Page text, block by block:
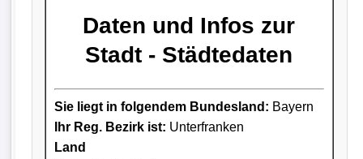
Daten und Infos zur
Stadt - Städtedaten
Sie liegt in folgendem Bundesland: Bayern
Ihr Reg. Bezirk ist: Unterfranken
Land